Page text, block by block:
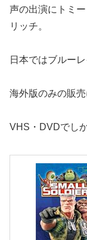
声の出演にトミ
リッチ。
日本ではブルー
海外版のみの販
VHS・DVDでし